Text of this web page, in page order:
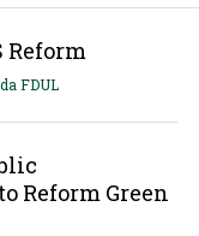
Reform
FDUL
Reform Green